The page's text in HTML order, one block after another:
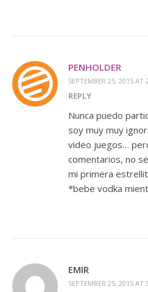
PENHOLDER
SEPTEMBER 25, 2015 AT
REPLY
Nunca puedo
soy muy muy
video juegos…
comentarios, no
mi primera
*bebe vodka
EMIR
SEPTEMBER 25, 2015 AT